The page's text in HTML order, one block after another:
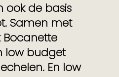
ook de basis
Samen met
Bocanette
low budget
En low